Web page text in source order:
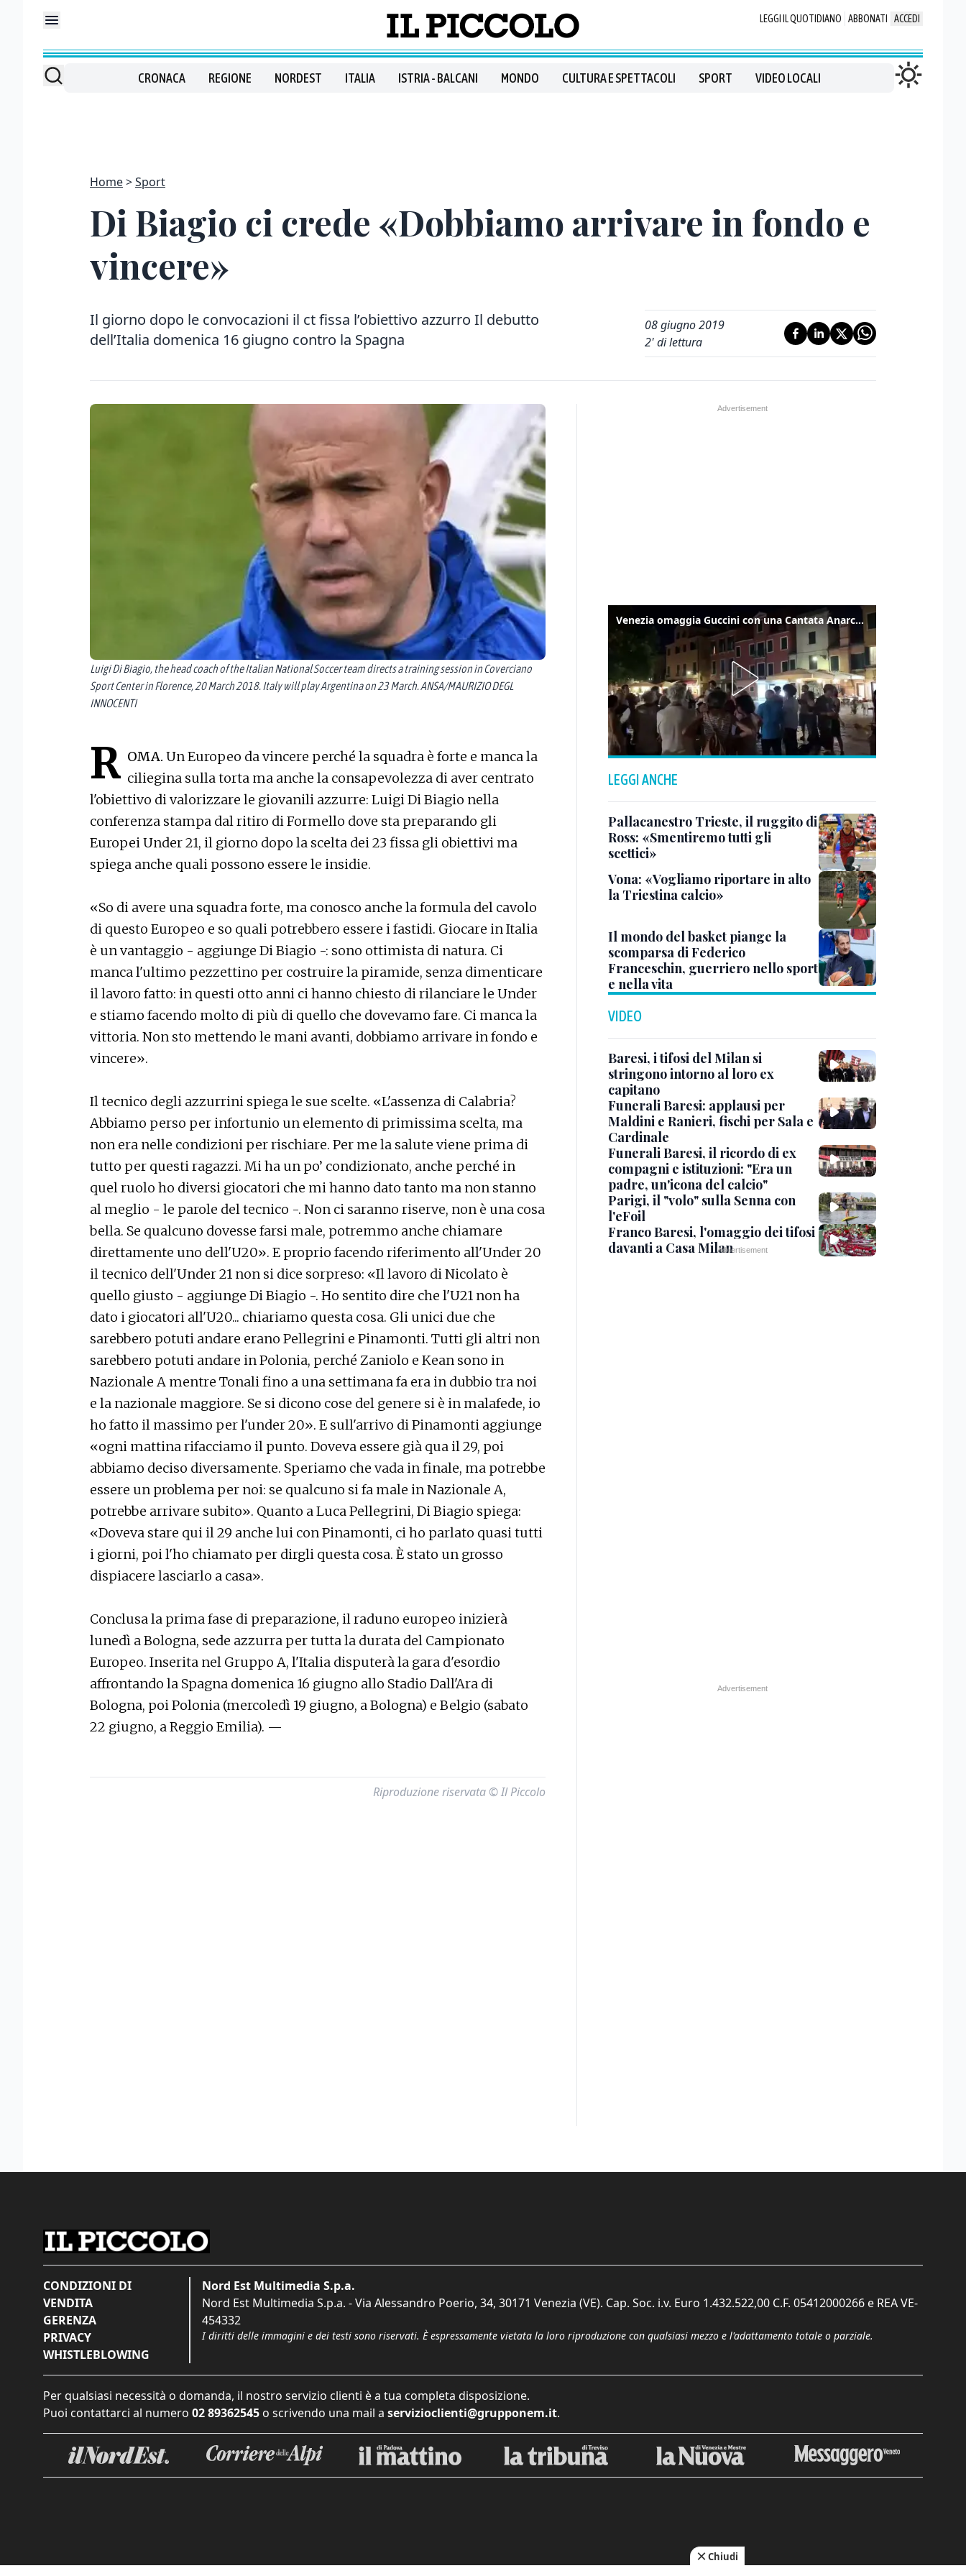
LEGGI IL QUOTIDIANO ABBONATI ACCEDI
CRONACA REGIONE NORDEST ITALIA ISTRIA - BALCANI MONDO CULTURA E SPETTACOLI SPORT VIDEO LOCALI
Home Sport
Di Biagio ci crede «Dobbiamo arrivare in fondo e
vincere»
Il giorno dopo le convocazioni il ct fissa l’obiettivo azzurro Il debutto
dell’Italia domenica 16 giugno contro la Spagna
08 giugno 2019
2' di lettura
Luigi Di Biagio, the head coach of the Italian National Soccer team directs a training session in Coverciano
Sport Center in Florence, 20 March 2018. Italy will play Argentina on 23 March. ANSA/MAURIZIO DEGL
INNOCENTI
R OMA. Un Europeo da vincere perché la squadra è forte e manca la
ciliegina sulla torta ma anche la consapevolezza di aver centrato
l'obiettivo di valorizzare le giovanili azzurre: Luigi Di Biagio nella
conferenza stampa dal ritiro di Formello dove sta preparando gli
Europei Under 21, il giorno dopo la scelta dei 23 fissa gli obiettivi ma
spiega anche quali possono essere le insidie.
«So di avere una squadra forte, ma conosco anche la formula del cavolo
di questo Europeo e so quali potrebbero essere i fastidi. Giocare in Italia
è un vantaggio - aggiunge Di Biagio -: sono ottimista di natura. Ci
manca l'ultimo pezzettino per costruire la piramide, senza dimenticare
il lavoro fatto: in questi otto anni ci hanno chiesto di rilanciare le Under
e stiamo facendo molto di più di quello che dovevamo fare. Ci manca la
vittoria. Non sto mettendo le mani avanti, dobbiamo arrivare in fondo e
vincere».
Il tecnico degli azzurrini spiega le sue scelte. «L'assenza di Calabria?
Abbiamo perso per infortunio un elemento di primissima scelta, ma
non era nelle condizioni per rischiare. Per me la salute viene prima di
tutto per questi ragazzi. Mi ha un po’ condizionato, anche perché in
quel ruolo ho diversi giocatori che mi hanno dato tanto ma non stanno
al meglio - le parole del tecnico -. Non ci saranno riserve, non è una cosa
bella. Se qualcuno dovesse farsi male, potremmo anche chiamare
direttamente uno dell'U20». E proprio facendo riferimento all'Under 20
il tecnico dell'Under 21 non si dice sorpreso: «Il lavoro di Nicolato è
quello giusto - aggiunge Di Biagio -. Ho sentito dire che l'U21 non ha
dato i giocatori all'U20... chiariamo questa cosa. Gli unici due che
sarebbero potuti andare erano Pellegrini e Pinamonti. Tutti gli altri non
sarebbero potuti andare in Polonia, perché Zaniolo e Kean sono in
Nazionale A mentre Tonali fino a una settimana fa era in dubbio tra noi
e la nazionale maggiore. Se si dicono cose del genere si è in malafede, io
ho fatto il massimo per l'under 20». E sull'arrivo di Pinamonti aggiunge
«ogni mattina rifacciamo il punto. Doveva essere già qua il 29, poi
abbiamo deciso diversamente. Speriamo che vada in finale, ma potrebbe
essere un problema per noi: se qualcuno si fa male in Nazionale A,
potrebbe arrivare subito». Quanto a Luca Pellegrini, Di Biagio spiega:
«Doveva stare qui il 29 anche lui con Pinamonti, ci ho parlato quasi tutti
i giorni, poi l'ho chiamato per dirgli questa cosa. È stato un grosso
dispiacere lasciarlo a casa».
Conclusa la prima fase di preparazione, il raduno europeo inizierà
lunedì a Bologna, sede azzurra per tutta la durata del Campionato
Europeo. Inserita nel Gruppo A, l'Italia disputerà la gara d'esordio
affrontando la Spagna domenica 16 giugno allo Stadio Dall'Ara di
Bologna, poi Polonia (mercoledì 19 giugno, a Bologna) e Belgio (sabato
22 giugno, a Reggio Emilia). —
Riproduzione riservata © Il Piccolo
Venezia omaggia Guccini con una Cantata Anarchica in campo Santa Margherita
LEGGI ANCHE
Pallacanestro Trieste, il ruggito di
Ross: «Smentiremo tutti gli
scettici»
Vona: «Vogliamo riportare in alto
la Triestina calcio»
Il mondo del basket piange la
scomparsa di Federico
Franceschin, guerriero nello sport
e nella vita
VIDEO
Baresi, i tifosi del Milan si
stringono intorno al loro ex
capitano
Funerali Baresi: applausi per
Maldini e Ranieri, fischi per Sala e
Cardinale
Funerali Baresi, il ricordo di ex
compagni e istituzioni: "Era un
padre, un'icona del calcio"
Parigi, il "volo" sulla Senna con
l'eFoil
Franco Baresi, l'omaggio dei tifosi
davanti a Casa Milan
CONDIZIONI DI
VENDITA
GERENZA
PRIVACY
WHISTLEBLOWING
Nord Est Multimedia S.p.a.
Nord Est Multimedia S.p.a. - Via Alessandro Poerio, 34, 30171 Venezia (VE). Cap. Soc. i.v. Euro 1.432.522,00 C.F. 05412000266 e REA VE-
454332
I diritti delle immagini e dei testi sono riservati. È espressamente vietata la loro riproduzione con qualsiasi mezzo e l'adattamento totale o parziale.
Per qualsiasi necessità o domanda, il nostro servizio clienti è a tua completa disposizione.
Puoi contattarci al numero 02 89362545 o scrivendo una mail a servizioclienti@grupponem.it.
Chiudi